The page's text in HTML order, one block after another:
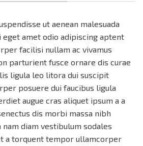
ut aenean malesuada
eget amet odio adipiscing aptent
facilisi nullam ac vivamus
parturient fusce ornare dis curae
ligula leo litora dui suscipit
posuere dui faucibus ligula
augue cras aliquet ipsum a a
dis morbi massa nibh
diam vestibulum sodales
a torquent tempor ullamcorper